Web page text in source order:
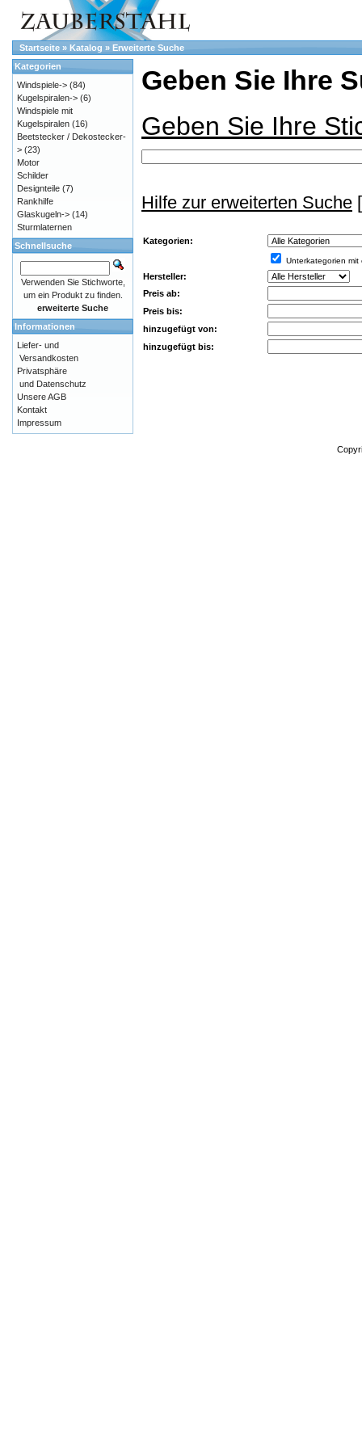
Startseite » Katalog » Erweiterte Suche
Geben Sie Ihre
Geben Sie Ihre
Hilfe zur erweiterten Suche
Kategorien:
Unterkategorien mit
Hersteller:
Preis ab:
Preis bis:
hinzugefügt von:
hinzugefügt bis:
Kategorien
Windspiele-> (84)
Kugelspiralen-> (6)
Windspiele mit
Kugelspiralen (16)
Beetstecker / Dekostecker-
> (23)
Motor
Schilder
Designteile (7)
Rankhilfe
Glaskugeln-> (14)
Sturmlaternen
Schnellsuche
Verwenden Sie Stichworte,
um ein Produkt zu finden.
erweiterte Suche
Informationen
Liefer- und
Versandkosten
Privatsphäre
und Datenschutz
Unsere AGB
Kontakt
Impressum